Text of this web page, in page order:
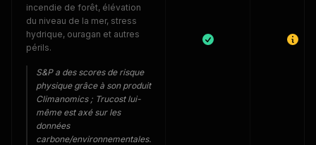
incendie de forêt, élévation
du niveau de la mer, stress
hydrique, ouragan et autres
périls.
S&P a des scores de risque
physique grâce à son produit
Climanomics ; Trucost lui-
même est axé sur les
données
carbone/environnementales.